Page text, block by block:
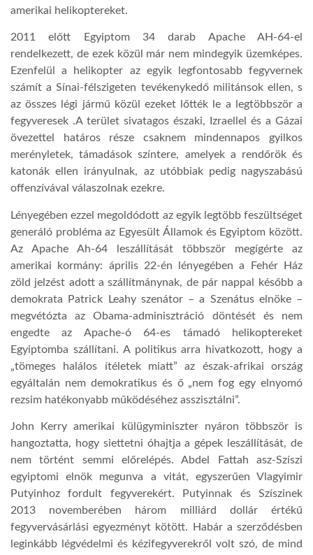
amerikai helikoptereket.
2011 előtt Egyiptom 34 darab Apache AH-64-el
rendelkezett, de ezek közül már nem mindegyik üzemképes.
Ezenfelül a helikopter az egyik legfontosabb fegyvernek
számít a Sínai-félszigeten tevékenykedő militánsok ellen, s
az összes légi jármű közül ezeket lőtték le a legtöbbször a
fegyveresek .A terület sivatagos északi, Izraellel és a Gázai
övezettel határos része csaknem mindennapos gyilkos
merényletek, támadások színtere, amelyek a rendőrök és
katonák ellen irányulnak, az utóbbiak pedig nagyszabású
offenzívával válaszolnak ezekre.
Lényegében ezzel megoldódott az egyik legtöbb feszültséget
generáló probléma az Egyesült Államok és Egyiptom között.
Az Apache Ah-64 leszállítását többször megígérte az
amerikai kormány: április 22-én lényegében a Fehér Ház
zöld jelzést adott a szállítmánynak, de pár nappal később a
demokrata Patrick Leahy szenátor – a Szenátus elnöke –
megvétózta az Obama-adminisztráció döntését és nem
engedte az Apache-ó 64-es támadó helikoptereket
Egyiptomba szállítani. A politikus arra hivatkozott, hogy a
„tömeges halálos ítéletek miatt” az észak-afrikai ország
egyáltalán nem demokratikus és ő „nem fog egy elnyomó
rezsim hatékonyabb működéséhez asszisztálni”.
John Kerry amerikai külügyminiszter nyáron többször is
hangoztatta, hogy siettetni óhajtja a gépek leszállítását, de
nem történt semmi előrelépés. Abdel Fattah asz-Szíszi
egyiptomi elnök megunva a vitát, egyszerűen Vlagyimir
Putyinhoz fordult fegyverekért. Putyinnak és Szíszinek
2013 novemberében három milliárd dollár értékű
fegyvervásárlási egyezményt kötött. Habár a szerződésben
leginkább légvédelmi és kézifegyverekről volt szó, de mind